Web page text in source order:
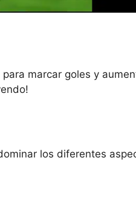
marcar goles y
los diferentes